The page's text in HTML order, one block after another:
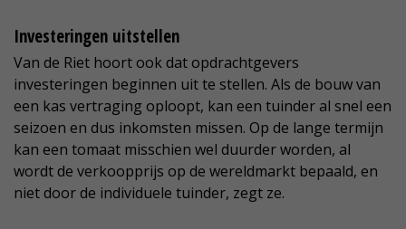
Investeringen uitstellen
Van de Riet hoort ook dat opdrachtgevers
investeringen beginnen uit te stellen. Als de bouw van
een kas vertraging oploopt, kan een tuinder al snel een
seizoen en dus inkomsten missen. Op de lange termijn
kan een tomaat misschien wel duurder worden, al
wordt de verkoopprijs op de wereldmarkt bepaald, en
niet door de individuele tuinder, zegt ze.